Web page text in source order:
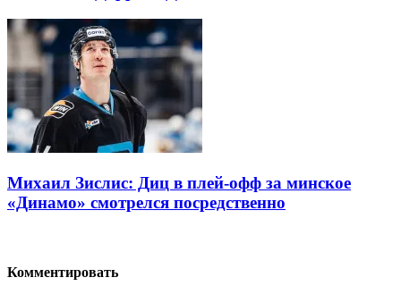
Михаил Зислис: Диц в плей-офф за минское
«Динамо» смотрелся посредственно
Комментировать